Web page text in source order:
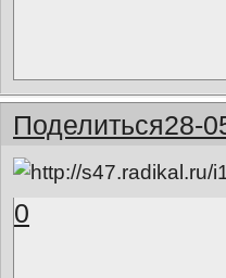
Поделиться28-
0